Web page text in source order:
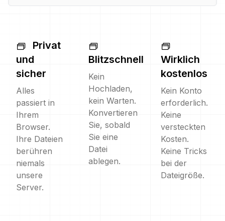
Privat
und
sicher
Alles
passiert in
Ihrem
Browser.
Ihre Dateien
berühren
niemals
unsere
Server.
Blitzschnell
Kein
Hochladen,
kein Warten.
Konvertieren
Sie, sobald
Sie eine
Datei
ablegen.
Wirklich
kostenlos
Kein Konto
erforderlich.
Keine
versteckten
Kosten.
Keine Tricks
bei der
Dateigröße.